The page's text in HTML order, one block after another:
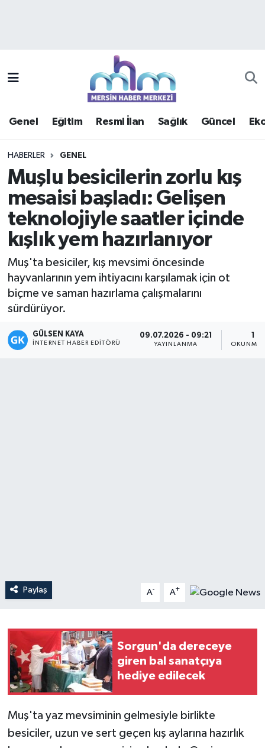
Genel Eğitim Resmi İlan Sağlık Güncel
HABERLER GENEL
Muşlu besicilerin zorlu kış
mesaisi başladı: Gelişen
teknolojiyle saatler içinde
kışlık yem hazırlanıyor
Muş'ta besiciler, kış mevsimi öncesinde
hayvanlarının yem ihtiyacını karşılamak için ot
biçme ve saman hazırlama çalışmalarını
sürdürüyor.
GÜLSEN KAYA
İNTERNET HABER EDITÖRÜ
09.07.2026 - 09:21
YAYINLANMA OKUNMA
Paylaş A- A+
Sorgun'da dereceye
giren bal sanatçıya
hediye edilecek
Muş'ta yaz mevsiminin gelmesiyle birlikte
besiciler, uzun ve sert geçen kış aylarına hazırlık
Güncel
Haberde insan
Kültür - Sanat
Magazin
Mersin
Mersin Tarihi
Yaşam
Mersin Trafik Yoğunluk Haritası
Süper Lig Puan Durumu ve Fikstür
Haber Arşivi